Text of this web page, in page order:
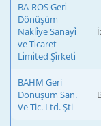
BA-ROS Geri̇
Dönüşüm
Nakli̇ye Sanayi̇
ve Ti̇caret
Li̇mi̇ted Şi̇rketi̇
BAHM Geri
Dönüşüm San.
Ve Tic. Ltd. Şti